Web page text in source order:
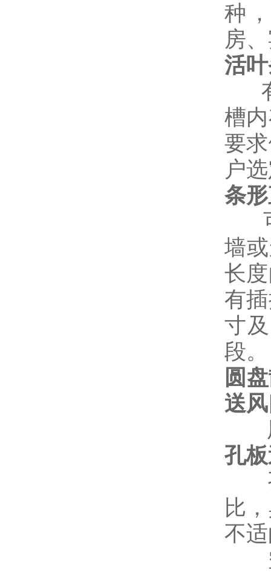
种
房
活
有
槽
要
户
条
可
墙
长
有
寸
段。
圆
送
用
孔
孔
比
不
空